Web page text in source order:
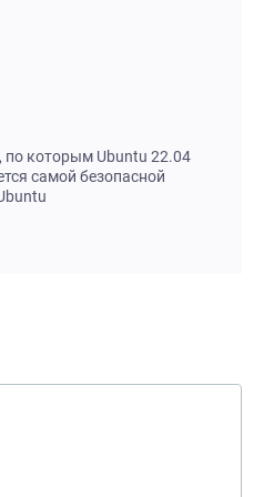
по которым Ubuntu 22.04
самой безопасной